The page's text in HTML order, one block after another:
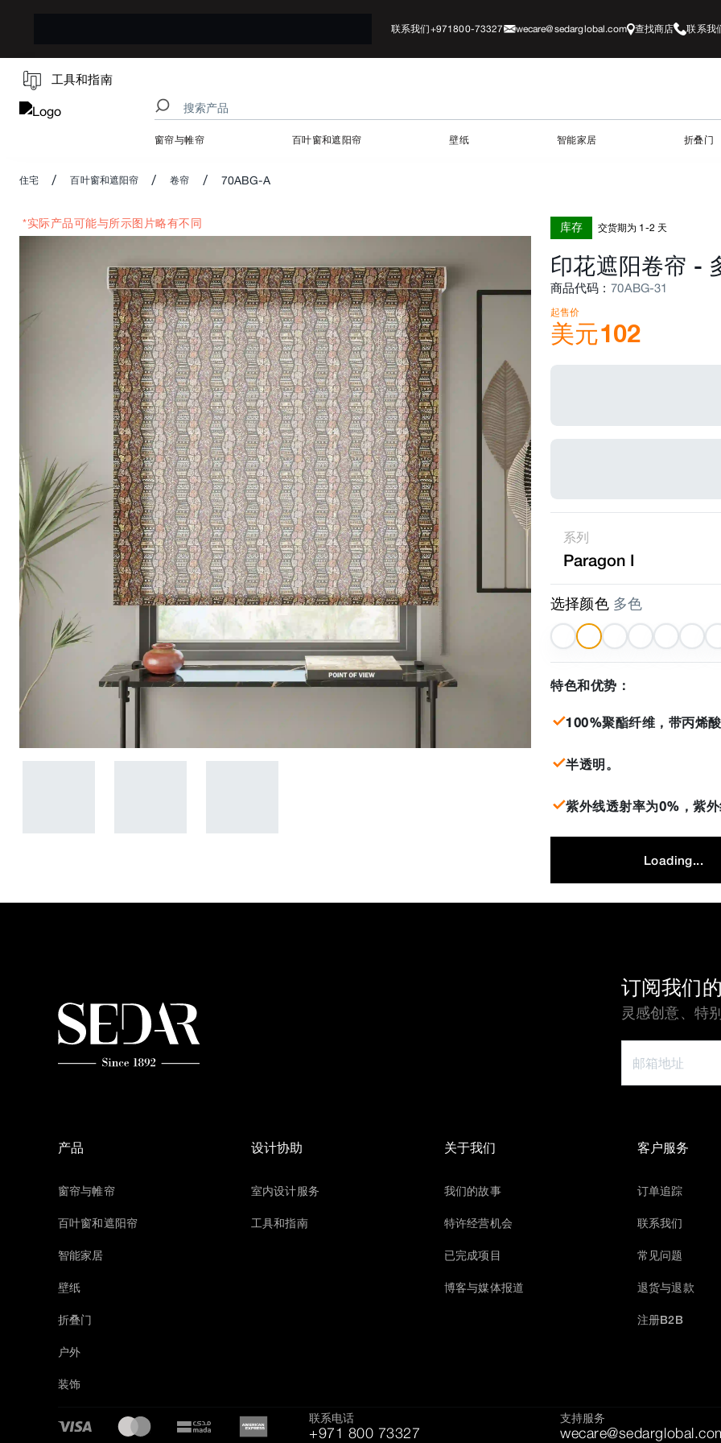
联系我们+971800-73327 wecare@sedarglobal.com 查找商店 联系我
工具和指南
窗帘与帷帘 百叶窗和遮阳帘 壁纸 智能家居 折叠门
住宅 / 百叶窗和遮阳帘 / 卷帘 / 70ABG-A
*实际产品可能与所示图片略有不同 库存 交货期为 1-2 天
印花遮阳卷帘 -
商品代码 : 70ABG-31
起售价
美元102
系列
Paragon I
选择颜色 多色
特色和优势：
100%聚酯纤维，带丙烯
半透明。
紫外线透射率为0%，紫
Loading...
订阅我们
灵感创意、特
产品
窗帘与帷帘
百叶窗和遮阳帘
智能家居
壁纸
折叠门
户外
装饰
设计协助
室内设计服务
工具和指南
关于我们
我们的故事
特许经营机会
已完成项目
博客与媒体报道
客户服务
订单追踪
联系我们
常见问题
退货与退款
注册B2B
联系电话
+971 800 73327
支持服务